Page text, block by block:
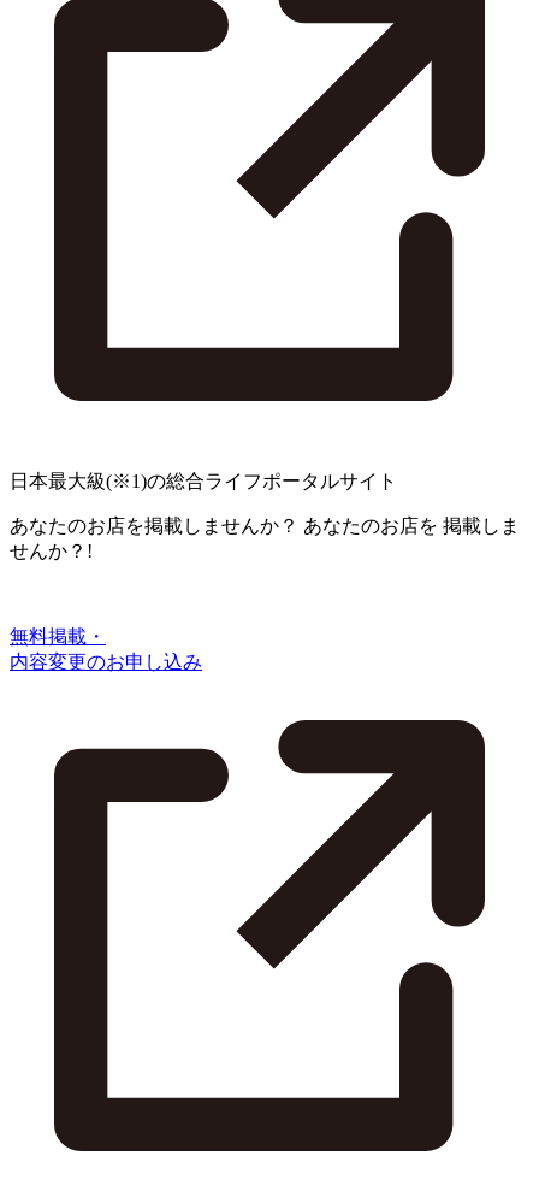
日本最大級(※1)の総合ライフポータルサイト
あなたのお店を掲載しませんか？ あなたのお店を 掲載しま
せんか？!
無料掲載・
内容変更のお申し込み